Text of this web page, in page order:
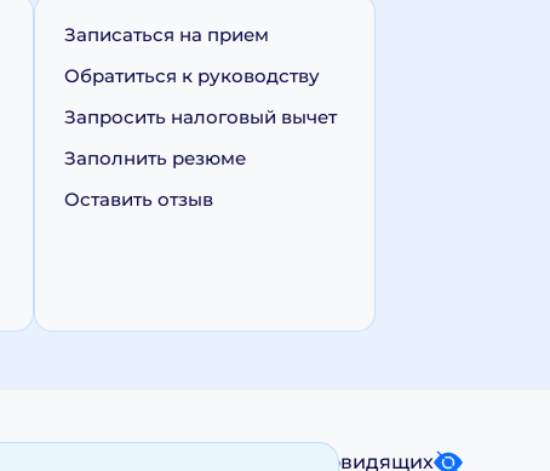
Записаться на прием
Обратиться к руководству
Запросить налоговый вычет
Заполнить резюме
Оставить отзыв
Версия для слабовидящих